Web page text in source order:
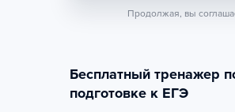
Продолжая, вы
Бесплатный тренажер
подготовке к ЕГЭ